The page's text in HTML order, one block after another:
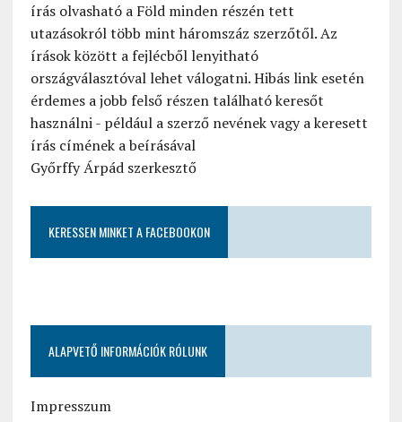
írás olvasható a Föld minden részén tett
utazásokról több mint háromszáz szerzőtől. Az
írások között a fejlécből lenyitható
országválasztóval lehet válogatni. Hibás link esetén
érdemes a jobb felső részen található keresőt
használni - például a szerző nevének vagy a keresett
írás címének a beírásával
Győrffy Árpád szerkesztő
KERESSEN MINKET A FACEBOOKON
ALAPVETŐ INFORMÁCIÓK RÓLUNK
Impresszum